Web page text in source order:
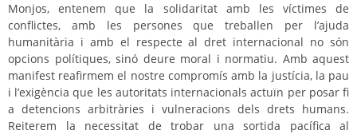
Monjos, entenem que la solidaritat amb les víctimes de
conflictes, amb les persones que treballen per l’ajuda
humanitària i amb el respecte al dret internacional no són
opcions polítiques, sinó deure moral i normatiu. Amb aquest
manifest reafirmem el nostre compromís amb la justícia, la pau
i l’exigència que les autoritats internacionals actuïn per posar fi
a detencions arbitràries i vulneracions dels drets humans.
Reiterem la necessitat de trobar una sortida pacífica al